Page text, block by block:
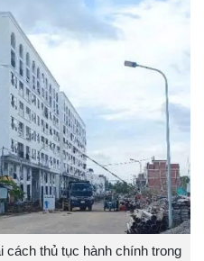
cách thủ tục hành chính trong